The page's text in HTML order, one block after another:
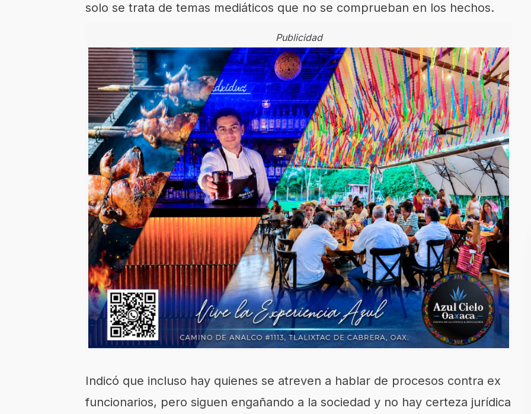
solo se trata de temas mediáticos que no se comprueban en los hechos.
Publicidad
Indicó que incluso hay quienes se atreven a hablar de procesos contra ex
funcionarios, pero siguen engañando a la sociedad y no hay certeza jurídica